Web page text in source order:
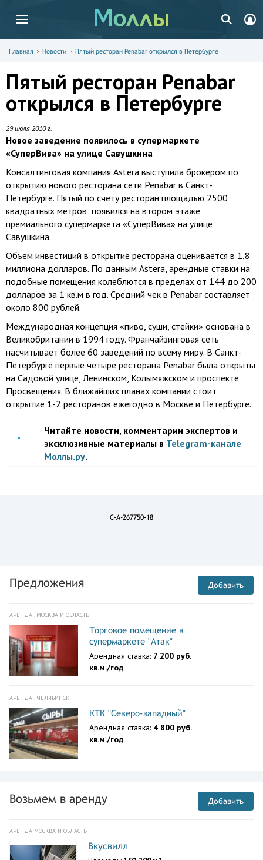
Главная Новости Пятый ресторан Penabar открылся в Петербурге
Пятый ресторан Penabar
открылся в Петербурге
29 июля 2010 г.
Новое заведение появилось в супермаркете
«СуперВива» на улице Савушкина
Консалтинговая компания Astera выступила брокером по
открытию нового ресторана сети Penabar в Санкт-
Петербурге. Пятый по счету ресторан площадью 2500
квадратных метров появился на втором этаже
премиального супермаркета «СуперВива» на улице
Савушкина.
Объем инвестиций в открытие ресторана оценивается в 1,8
миллиона долларов. По данным Astera, арендные ставки на
подобные помещения колеблются в пределах от 144 до 200
долларов за 1 кв.м в год. Средний чек в Penabar составляет
около 800 рублей.
Международная концепция «пиво, суши, стейки» основана в
Великобритании в 1994 году. Франчайзинговая сеть
насчитывает более 60 заведений по всему миру. В Санкт-
Петербурге первые четыре ресторана Penabar была открыты
на Садовой улице, Ленинском, Колымяжском и проспекте
Просвещения. В ближайших планах компании стоит
открытие 1-2 ресторанов ежегодно в Москве и Петербурге.
Читайте новости, комментарии экспертов и
эксклюзивные материалы в Telegram-канале
Моллы.ру.
C-A-267750-18
Предложения Добавить
АРЕНДА , МОСКВА И ОБЛАСТЬ
Торговое помещение в
супермаркете "Атак"
Арендная ставка: 7 200 руб.
кв.м./год
АРЕНДА , ЧЕЛЯБИНСК
КТК "Северо-западный"
Арендная ставка: 4 800 руб.
кв.м./год
Возьмем в аренду Добавить
АРЕНДА МОСКВА И ОБЛАСТЬ
Вкусвилл